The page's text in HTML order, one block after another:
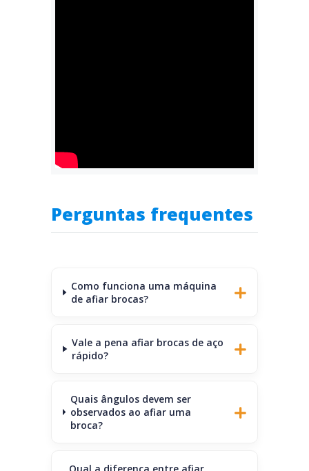
Perguntas frequentes
Como funciona uma máquina
de afiar brocas?
Vale a pena afiar brocas de aço
rápido?
Quais ângulos devem ser
observados ao afiar uma
broca?